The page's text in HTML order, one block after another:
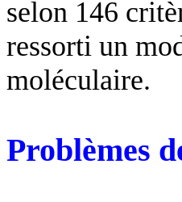
selon 146
ressorti un
moléculaire.
Problèmes